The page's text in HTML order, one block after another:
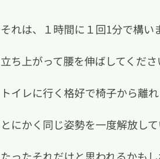
それは、１時間に１回1分で構い
立ち上がって腰を伸ばしてくださ
トイレに行く格好で椅子から離
とにかく同じ姿勢を一度解放し
たったそれだけと思われるかもし